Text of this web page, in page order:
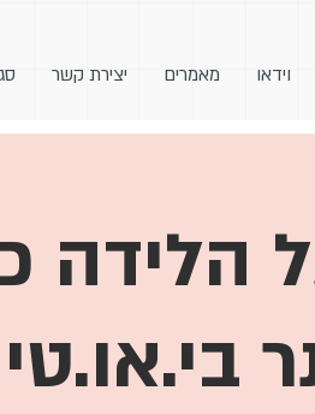
וידאו מאמרים יצירת קשר
הלידה